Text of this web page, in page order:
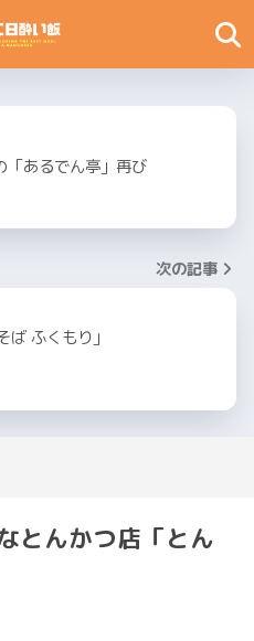
「あるでん亭」再び
次の記事
ふくもり」
とんかつ店「とん